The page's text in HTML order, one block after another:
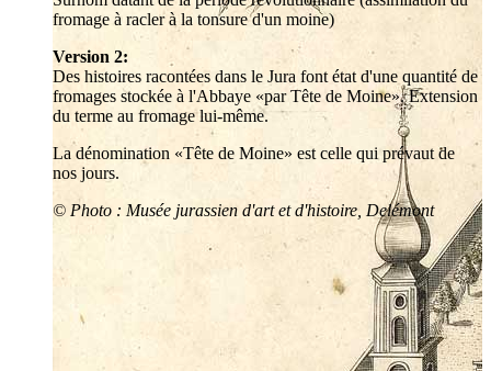
fromage à racler à la tonsure d'un moine)
Version 2:
Des histoires racontées dans le Jura font état d'une quantité de
fromages stockée à l'Abbaye «par Tête de Moine». Extension
du terme au fromage lui-même.
La dénomination «Tête de Moine» est celle qui prévaut de
nos jours.
© Photo : Musée jurassien d'art et d'histoire, Delémont